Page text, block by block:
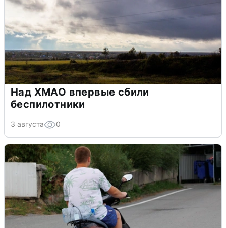
Над ХМАО впервые сбили
беспилотники
3 августа 0